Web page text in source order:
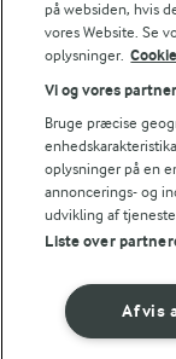
6 TIMER 15 MIN
Tunmousse
på websiden, hvis
vores Website. Se
oplysninger.
Vi og vores
Bruge præcise
oplysninger på en
annoncerings- og
udvikling af
Liste over
Afvis